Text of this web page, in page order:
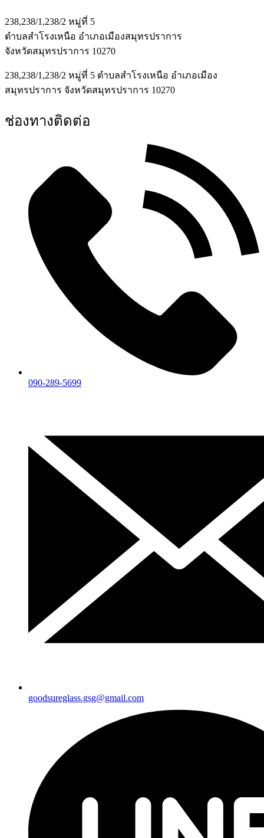
238,238/1,238/2 หมู่ที่ 5
ตำบลสำโรงเหนือ อำเภอเมืองสมุทรปราการ
จังหวัดสมุทรปราการ 10270
238,238/1,238/2 หมู่ที่ 5 ตำบลสำโรงเหนือ อำเภอเมือง
สมุทรปราการ จังหวัดสมุทรปราการ 10270
ช่องทางติดต่อ
090-289-5699
goodsureglass.gsg@gmail.com